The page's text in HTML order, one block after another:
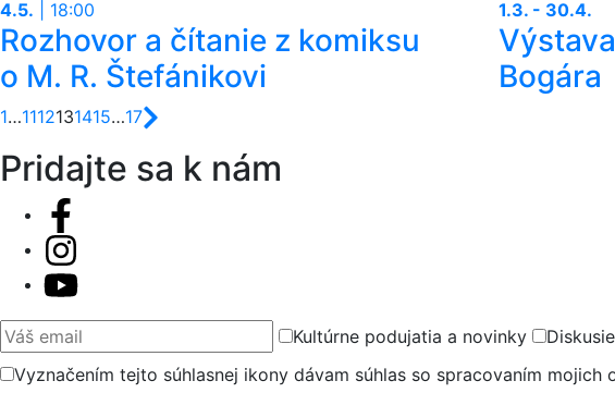
4.5.
18:00
Rozhovor a čítanie z komiksu
o M. R. Štefánikovi
1.3. - 30.4.
Bogára
Strana
1…Strana
11Strana
12Strana
13Strana
14Strana
15…Strana
17
Pridajte sa k nám
Váš email Kultúrne podujatia a novinky
Vyznačením tejto súhlasnej ikony dávam súhlas so spracovaním mojich